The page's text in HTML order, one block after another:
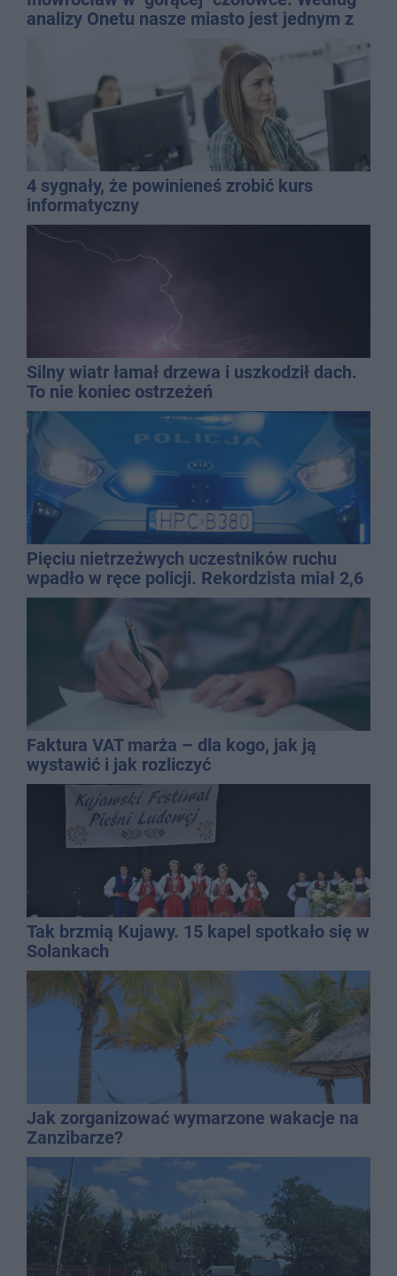
analizy Onetu nasze miasto jest jednym z
4 sygnały, że powinieneś zrobić kurs
informatyczny
Silny wiatr łamał drzewa i uszkodził dach.
To nie koniec ostrzeżeń
Pięciu nietrzeźwych uczestników ruchu
wpadło w ręce policji. Rekordzista miał 2,6
promila
Faktura VAT marża – dla kogo, jak ją
wystawić i jak rozliczyć
Tak brzmią Kujawy. 15 kapel spotkało się w
Solankach
Jak zorganizować wymarzone wakacje na
Zanzibarze?